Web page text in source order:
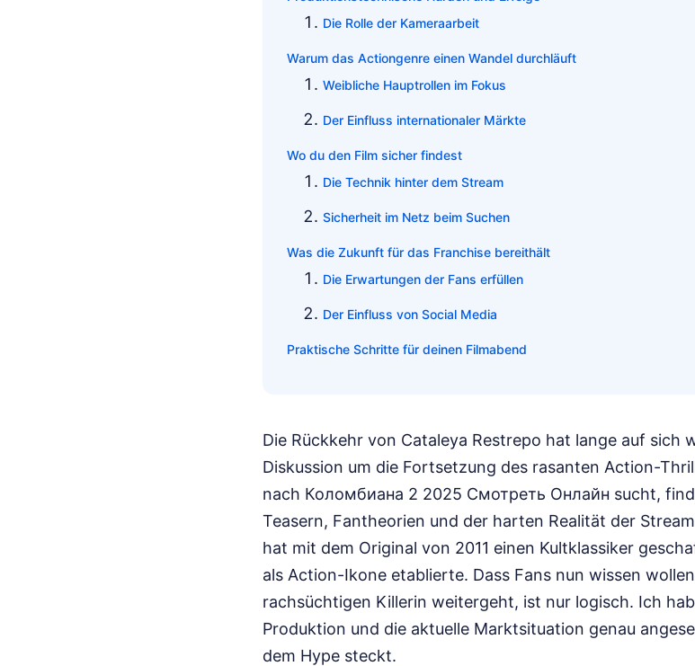
Die Rolle der Kameraarbeit
Warum das Actiongenre einen Wandel durchläuft
Weibliche Hauptrollen im Fokus
Der Einfluss internationaler Märkte
Wo du den Film sicher findest
Die Technik hinter dem Stream
Sicherheit im Netz beim Suchen
Was die Zukunft für das Franchise bereithält
Die Erwartungen der Fans erfüllen
Der Einfluss von Social Media
Praktische Schritte für deinen Filmabend
Die Rückkehr von Cataleya Restrepo hat lange auf sich
Diskussion um die Fortsetzung des rasanten Action-
nach Коломбиана 2 2025 Смотреть Онлайн sucht,
Teasern, Fantheorien und der harten Realität der
hat mit dem Original von 2011 einen Kultklassiker
als Action-Ikone etablierte. Dass Fans nun wissen
rachsüchtigen Killerin weitergeht, ist nur logisch. Ich
Produktion und die aktuelle Marktsituation genau
dem Hype steckt.